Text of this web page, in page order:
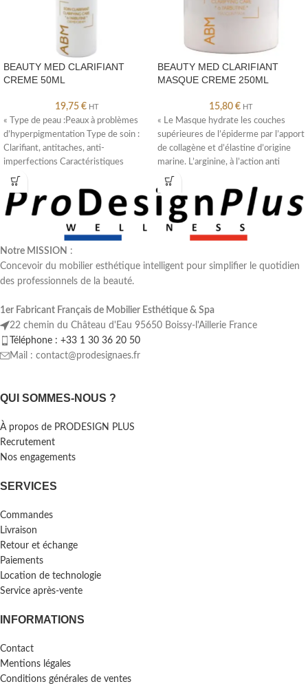
BEAUTY MED CLARIFIANT
CREME 50ML
19,75 € HT
« Type de peau :Peaux à problèmes
d’hyperpigmentation Type de soin :
Clarifiant, antitaches, anti-
imperfections Caractéristiques
:Apporte des effets clarifiants
BEAUTY MED CLARIFIANT
MASQUE CREME 250ML
15,80 € HT
« Le Masque hydrate les couches
supérieures de l’épiderme par l’apport
de collagène et d’élastine d’origine
marine. L’arginine, à l’action anti
Notre MISSION :
Concevoir du mobilier esthétique intelligent pour simplifier le quotidien
des professionnels de la beauté.
1er Fabricant Français de Mobilier Esthétique & Spa
22 chemin du Château d'Eau 95650 Boissy-l'Aillerie France
Téléphone : +33 1 30 36 20 50
Mail : contact@prodesignaes.fr
QUI SOMMES-NOUS ?
À propos de PRODESIGN PLUS
Recrutement
Nos engagements
SERVICES
Commandes
Livraison
Retour et échange
Paiements
Location de technologie
Service après-vente
INFORMATIONS
Contact
Mentions légales
Conditions générales de ventes